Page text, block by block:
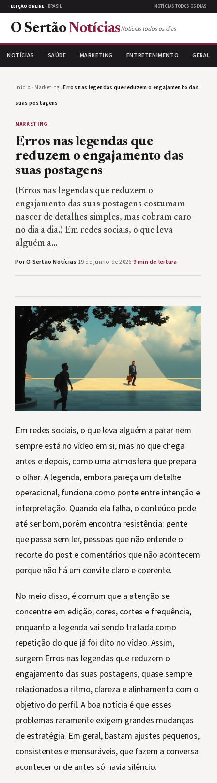
EDIÇÃO ONLINE · BRASIL NOTÍCIAS TODOS OS DIAS
O Sertão NotíciasNotícias todos os dias
NOTÍCIAS SAÚDE MARKETING ENTRETENIMENTO GERAL
Início › Marketing ›Erros nas legendas que reduzem o engajamento das
suas postagens
MARKETING
Erros nas legendas que
reduzem o engajamento das
suas postagens
(Erros nas legendas que reduzem o
engajamento das suas postagens costumam
nascer de detalhes simples, mas cobram caro
no dia a dia.) Em redes sociais, o que leva
alguém a…
Por O Sertão Notícias·19 de junho de 2026·9 min de leitura
Em redes sociais, o que leva alguém a parar nem
sempre está no vídeo em si, mas no que chega
antes e depois, como uma atmosfera que prepara
o olhar. A legenda, embora pareça um detalhe
operacional, funciona como ponte entre intenção e
interpretação. Quando ela falha, o conteúdo pode
até ser bom, porém encontra resistência: gente
que passa sem ler, pessoas que não entende o
recorte do post e comentários que não acontecem
porque não há um convite claro e coerente.
No meio disso, é comum que a atenção se
concentre em edição, cores, cortes e frequência,
enquanto a legenda vai sendo tratada como
repetição do que já foi dito no vídeo. Assim,
surgem Erros nas legendas que reduzem o
engajamento das suas postagens, quase sempre
relacionados a ritmo, clareza e alinhamento com o
objetivo do perfil. A boa notícia é que esses
problemas raramente exigem grandes mudanças
de estratégia. Em geral, bastam ajustes pequenos,
consistentes e mensuráveis, que fazem a conversa
acontecer onde antes só havia silêncio.